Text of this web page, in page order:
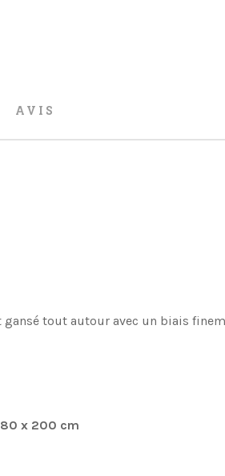
AVIS
tout autour avec un biais
x 200 cm